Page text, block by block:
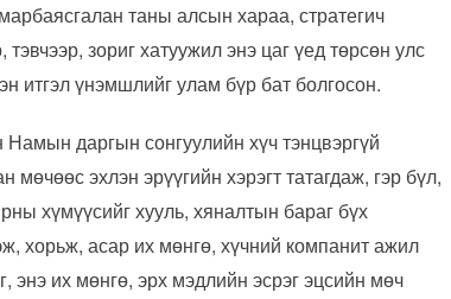
таны алсын хараа, стратегич
зориг хатуужил энэ цаг үед төрсөн улс
итгэл үнэмшлийг улам бүр бат болгосон.
даргын сонгуулийн хүч тэнцвэргүй
мөчөөс эхлэн эрүүгийн хэрэгт татагдаж, гэр бүл,
хүмүүсийг хууль, хяналтын бараг бүх
хорьж, асар их мөнгө, хүчний компанит ажил
энэ их мөнгө, эрх мэдлийн эсрэг эцсийн мөч